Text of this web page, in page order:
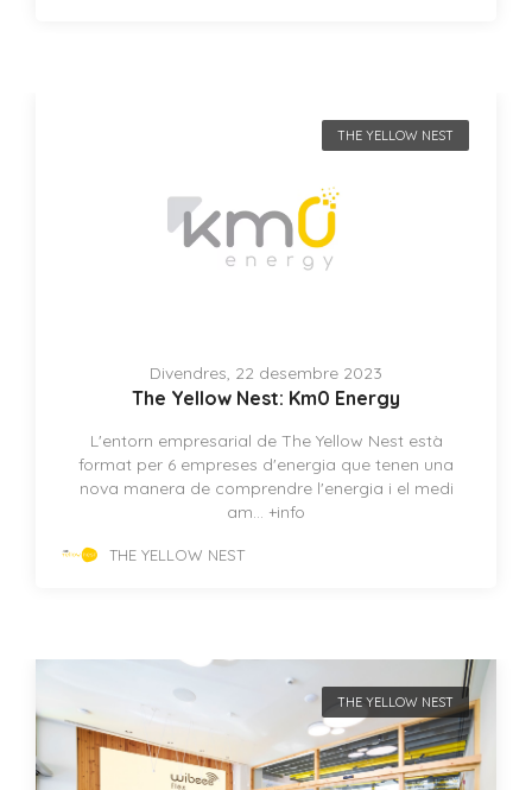
THE YELLOW NEST
Divendres, 22 desembre 2023
The Yellow Nest: Km0 Energy
L'entorn empresarial de The Yellow Nest està
format per 6 empreses d'energia que tenen una
nova manera de comprendre l'energia i el medi
am... +info
THE YELLOW NEST
THE YELLOW NEST